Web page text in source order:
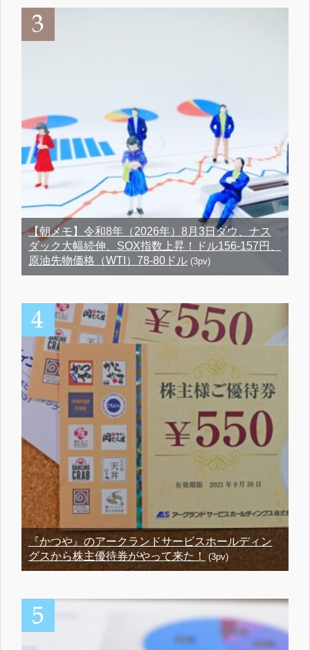
【朝メモ】令和8年（2026年）8月3日ダウ、ナス
ダック大幅続伸、SOX指数上昇！ドル156-157円、
原油先物価格（WTI）78-80ドル (3pv)
『かつや』のアークランドサービスホールディン
グスから株主優待券がやって来た！
(3pv)